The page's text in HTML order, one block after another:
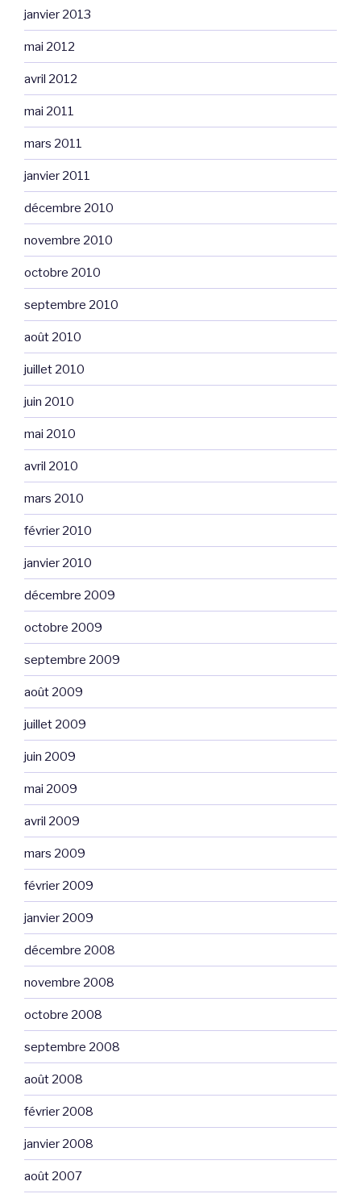
janvier 2013
mai 2012
avril 2012
mai 2011
mars 2011
janvier 2011
décembre 2010
novembre 2010
octobre 2010
septembre 2010
août 2010
juillet 2010
juin 2010
mai 2010
avril 2010
mars 2010
février 2010
janvier 2010
décembre 2009
octobre 2009
septembre 2009
août 2009
juillet 2009
juin 2009
mai 2009
avril 2009
mars 2009
février 2009
janvier 2009
décembre 2008
novembre 2008
octobre 2008
septembre 2008
août 2008
février 2008
janvier 2008
août 2007